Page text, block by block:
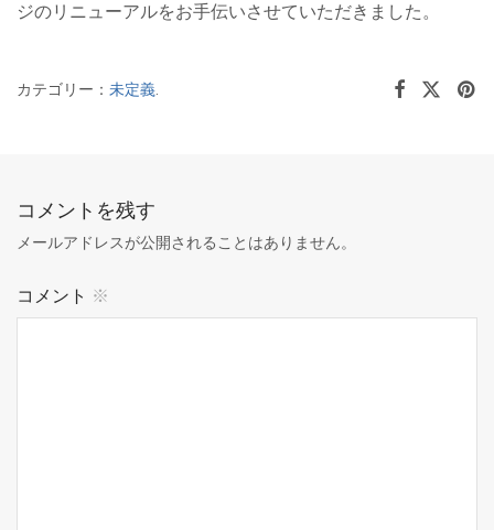
ジのリニューアルをお手伝いさせていただきました。
カテゴリー： 未定義
コメントを残す
メールアドレスが公開されることはありません。
コメント ※